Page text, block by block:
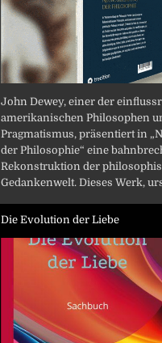
John Dewey, einer der
amerikanischen Philosophen
Pragmatismus, präsentiert in
der Philosophie“ eine
Rekonstruktion der
Gedankenwelt. Dieses Werk,
Die Evolution der Liebe